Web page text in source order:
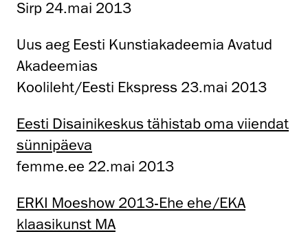
Sirp 24.mai 2013
Uus aeg Eesti Kunstiakadeemia Avatud
Akadeemias
Koolileht/Eesti Ekspress 23.mai 2013
Eesti Disainikeskus tähistab oma viiendat
sünnipäeva
femme.ee 22.mai 2013
ERKI Moeshow 2013-Ehe ehe/EKA
klaasikunst MA